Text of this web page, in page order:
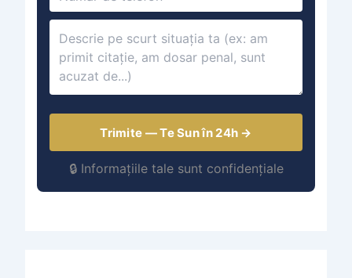
Trimite — Te Sun în 24h →
🔒 Informațiile tale sunt confidențiale